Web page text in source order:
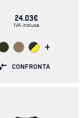
24.03€
IVA inclusa
+
CONFRONTA